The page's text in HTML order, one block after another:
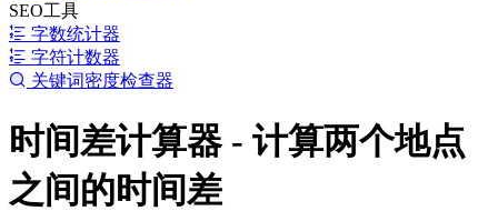
SEO工具
字数统计器
字符计数器
关键词密度检查器
时间差计算器 - 计算两个地点
之间的时间差